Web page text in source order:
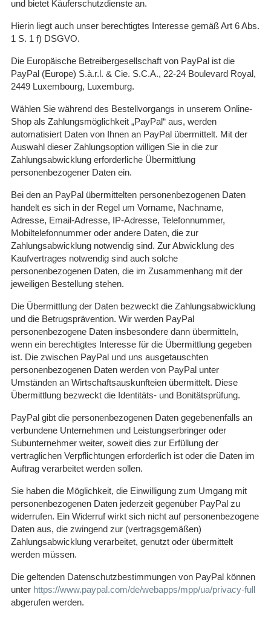
und bietet Käuferschutzdienste an.
Hierin liegt auch unser berechtigtes Interesse gemäß Art 6 Abs.
1 S. 1 f) DSGVO.
Die Europäische Betreibergesellschaft von PayPal ist die
PayPal (Europe) S.à.r.l. & Cie. S.C.A., 22-24 Boulevard Royal,
2449 Luxembourg, Luxemburg.
Wählen Sie während des Bestellvorgangs in unserem Online-
Shop als Zahlungsmöglichkeit „PayPal“ aus, werden
automatisiert Daten von Ihnen an PayPal übermittelt. Mit der
Auswahl dieser Zahlungsoption willigen Sie in die zur
Zahlungsabwicklung erforderliche Übermittlung
personenbezogener Daten ein.
Bei den an PayPal übermittelten personenbezogenen Daten
handelt es sich in der Regel um Vorname, Nachname,
Adresse, Email-Adresse, IP-Adresse, Telefonnummer,
Mobiltelefonnummer oder andere Daten, die zur
Zahlungsabwicklung notwendig sind. Zur Abwicklung des
Kaufvertrages notwendig sind auch solche
personenbezogenen Daten, die im Zusammenhang mit der
jeweiligen Bestellung stehen.
Die Übermittlung der Daten bezweckt die Zahlungsabwicklung
und die Betrugsprävention. Wir werden PayPal
personenbezogene Daten insbesondere dann übermitteln,
wenn ein berechtigtes Interesse für die Übermittlung gegeben
ist. Die zwischen PayPal und uns ausgetauschten
personenbezogenen Daten werden von PayPal unter
Umständen an Wirtschaftsauskunfteien übermittelt. Diese
Übermittlung bezweckt die Identitäts- und Bonitätsprüfung.
PayPal gibt die personenbezogenen Daten gegebenenfalls an
verbundene Unternehmen und Leistungserbringer oder
Subunternehmer weiter, soweit dies zur Erfüllung der
vertraglichen Verpflichtungen erforderlich ist oder die Daten im
Auftrag verarbeitet werden sollen.
Sie haben die Möglichkeit, die Einwilligung zum Umgang mit
personenbezogenen Daten jederzeit gegenüber PayPal zu
widerrufen. Ein Widerruf wirkt sich nicht auf personenbezogene
Daten aus, die zwingend zur (vertragsgemäßen)
Zahlungsabwicklung verarbeitet, genutzt oder übermittelt
werden müssen.
Die geltenden Datenschutzbestimmungen von PayPal können
unter https://www.paypal.com/de/webapps/mpp/ua/privacy-full
abgerufen werden.